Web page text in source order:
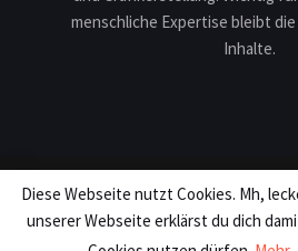
menschliche Expertise bleibt
Inhalte.
Impressum Datenschutz Karriere
Copyright © 2013 - 2026 Motek Production. All
Diese Webseite nutzt Cookies. Mh,
unserer Webseite erklärst du dich